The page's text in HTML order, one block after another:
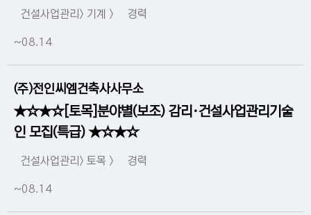
건설사업관리> 기계 > 경력
~08.14
(주)전인씨엠건축사사무소
★☆★☆[토목]분야별(보조) 감리·건설사업관리기술
인 모집(특급) ★☆★☆
건설사업관리> 토목 > 경력
~08.14